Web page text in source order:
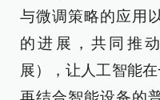
与微调策略的应用
的进展，共同推
展），让人工智能在